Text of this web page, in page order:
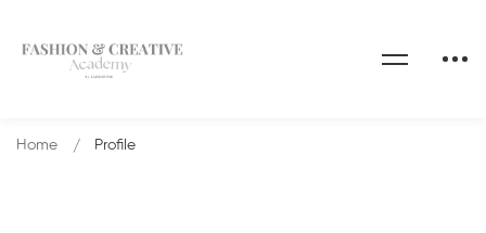
Home Profile